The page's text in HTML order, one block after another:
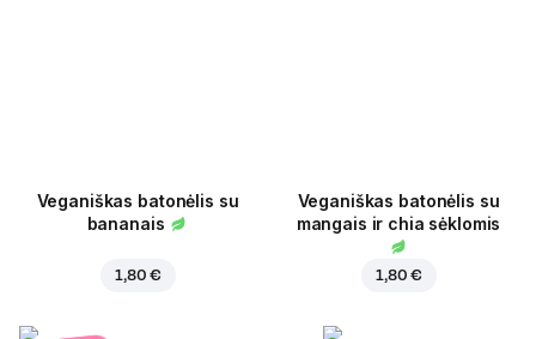
Veganiškas batonėlis su
bananais
1,80 €
Veganiškas batonėlis su
mangais ir chia sėklomis
1,80 €